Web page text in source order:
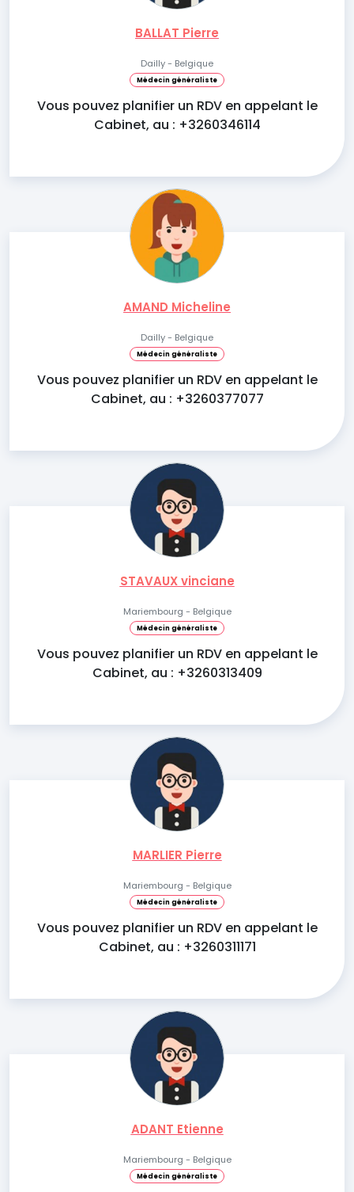
BALLAT Pierre
Dailly - Belgique
Médecin généraliste
Vous pouvez planifier un RDV en appelant le
Cabinet, au : +3260346114
AMAND Micheline
Dailly - Belgique
Médecin généraliste
Vous pouvez planifier un RDV en appelant le
Cabinet, au : +3260377077
STAVAUX vinciane
Mariembourg - Belgique
Médecin généraliste
Vous pouvez planifier un RDV en appelant le
Cabinet, au : +3260313409
MARLIER Pierre
Mariembourg - Belgique
Médecin généraliste
Vous pouvez planifier un RDV en appelant le
Cabinet, au : +3260311171
ADANT Etienne
Mariembourg - Belgique
Médecin généraliste